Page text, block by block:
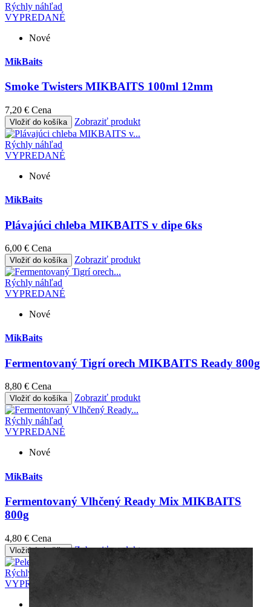
Rýchly náhľad
VYPREDANÉ
Nové
MikBaits
Smoke Twisters MIKBAITS 100ml 12mm
7,20 € Cena
Vložiť do košíka Zobraziť produkt
Rýchly náhľad
VYPREDANÉ
Nové
MikBaits
Plávajúci chleba MIKBAITS v dipe 6ks
6,00 € Cena
Vložiť do košíka Zobraziť produkt
Rýchly náhľad
VYPREDANÉ
Nové
MikBaits
Fermentovaný Tigrí orech MIKBAITS Ready 800g
8,80 € Cena
Vložiť do košíka Zobraziť produkt
Rýchly náhľad
VYPREDANÉ
Nové
MikBaits
Fermentovaný Vlhčený Ready Mix MIKBAITS
800g
4,80 € Cena
Vložiť do košíka Zobraziť produkt
Rýchly náhľad
VYPREDANÉ